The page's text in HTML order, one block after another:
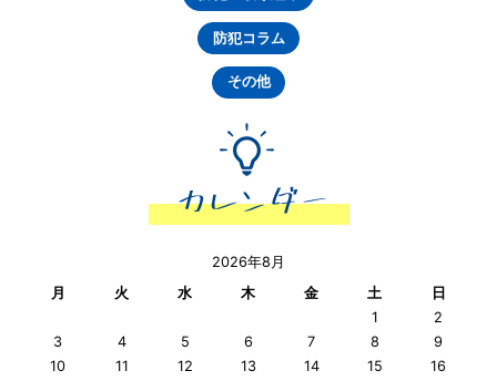
防犯コラム
その他
2026年8月
月
火 水 木 金 土 日
1
2
3
4 5 6 7 8
9
10
11 12 13 14 15
16